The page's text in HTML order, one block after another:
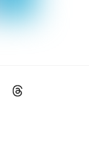
Tiktok